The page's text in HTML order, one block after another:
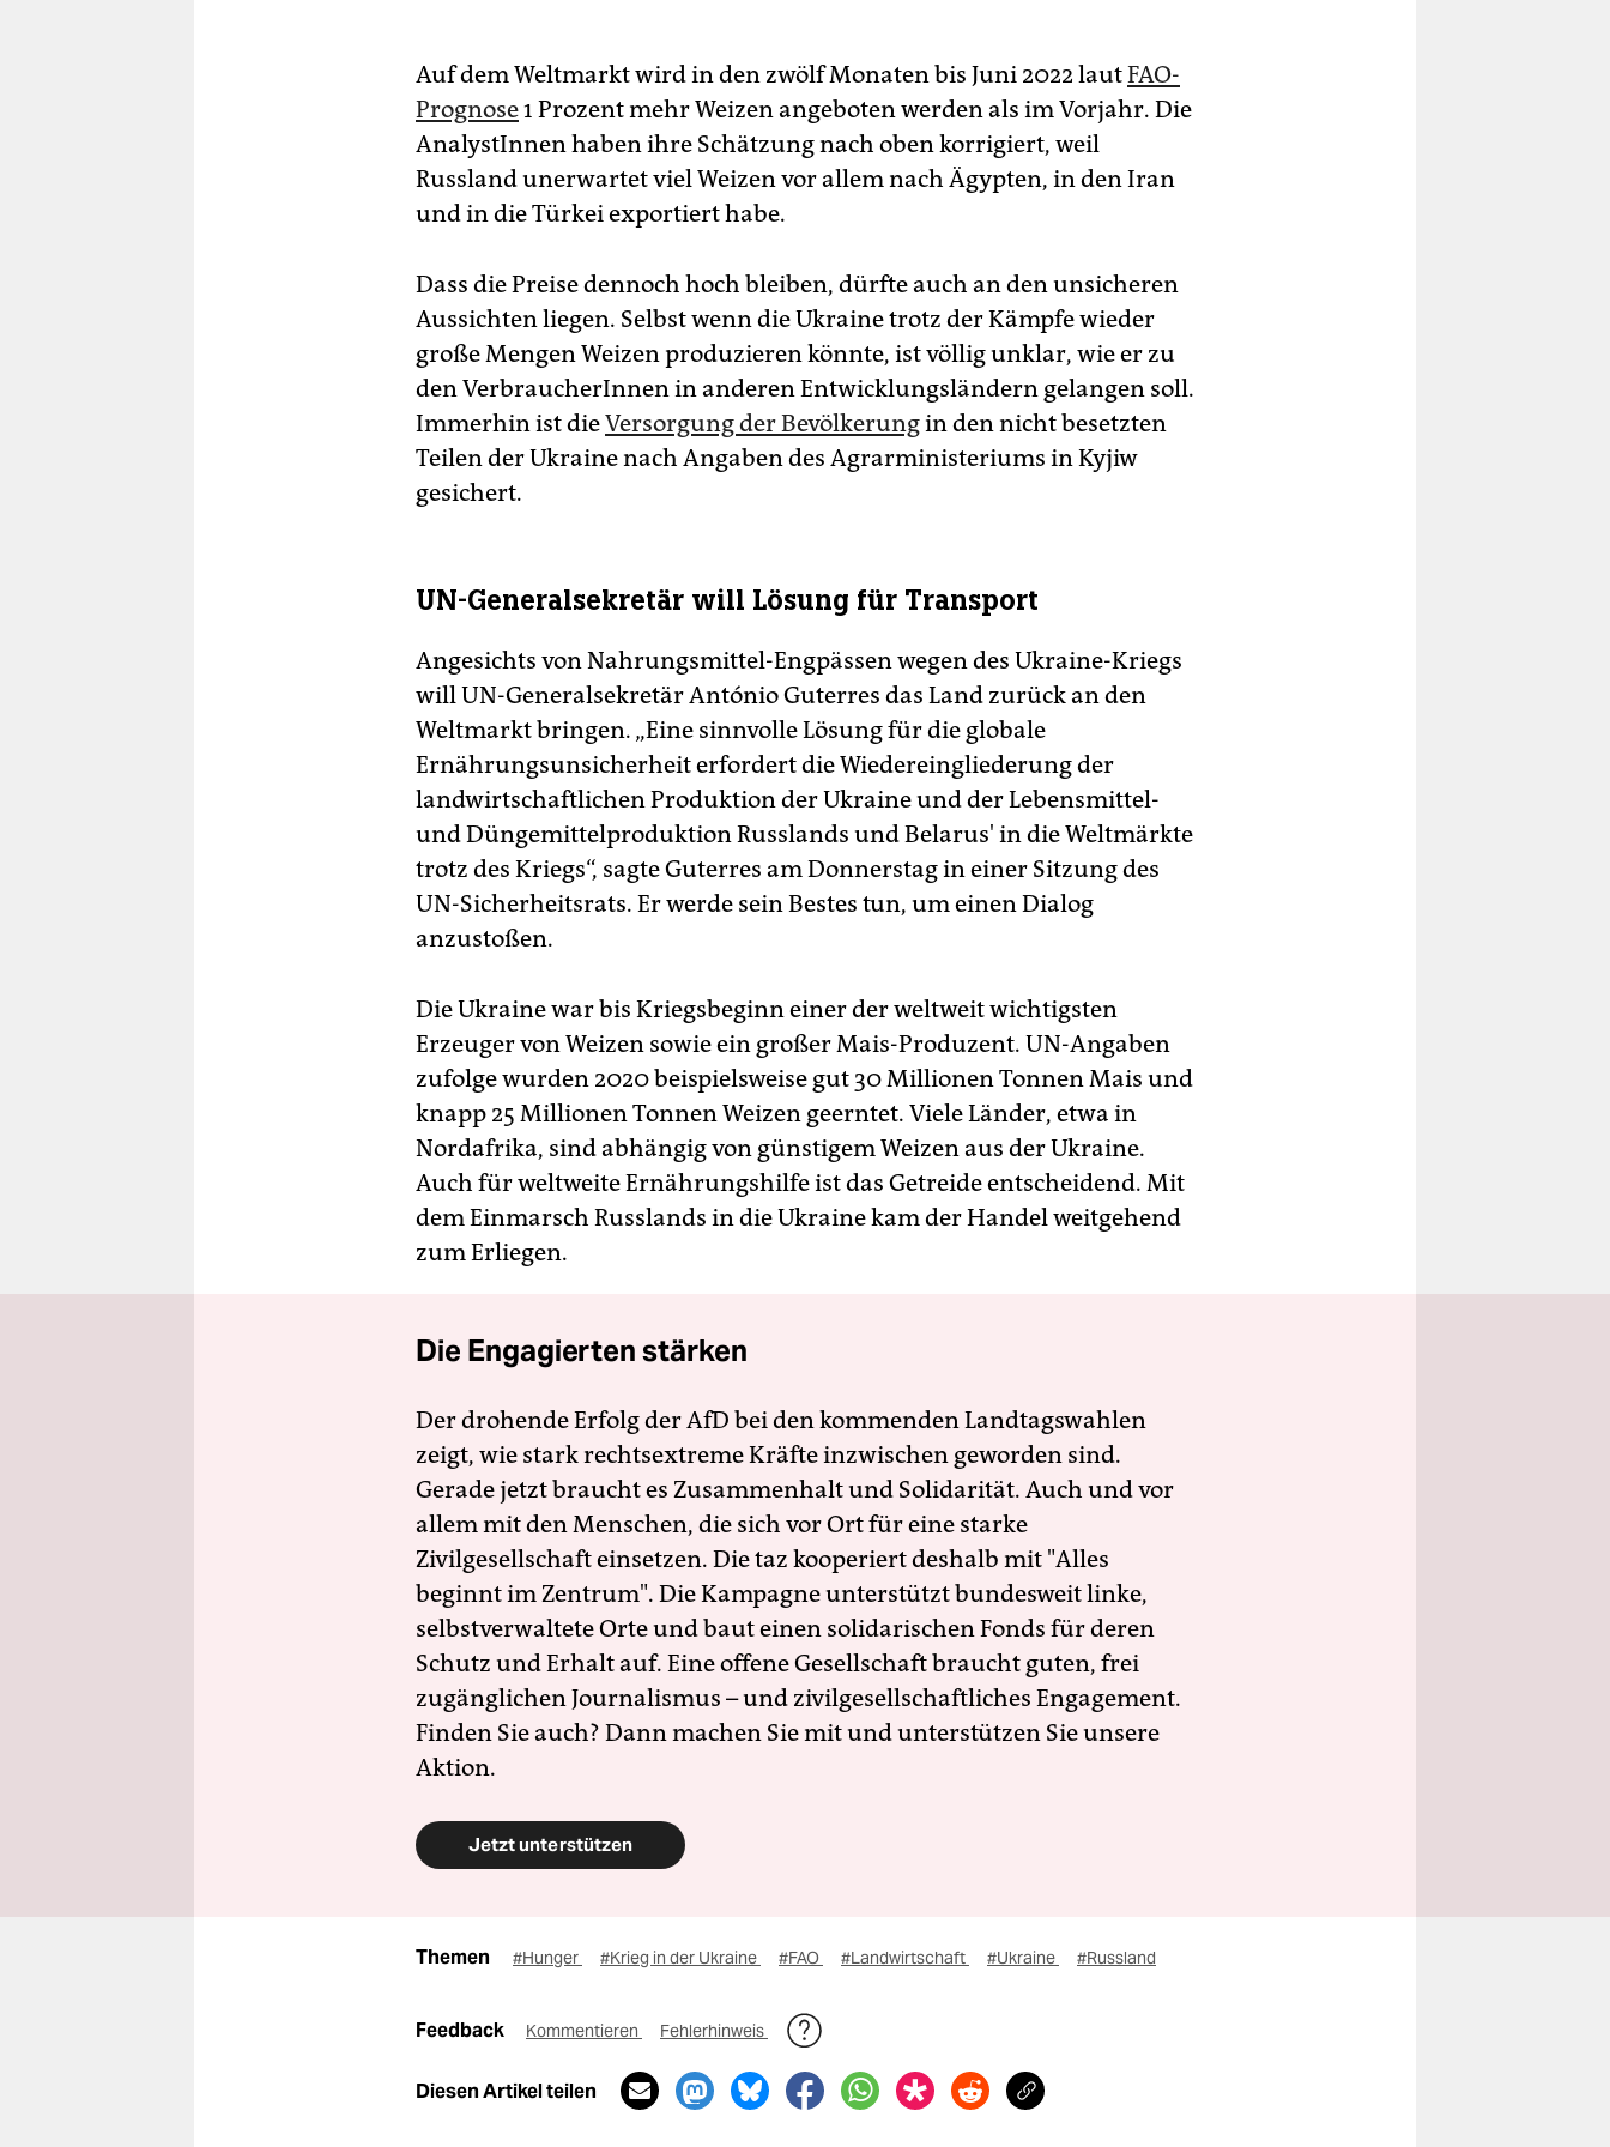
Auf dem Weltmarkt wird in den zwölf Monaten bis Juni 2022 lautFAO-
Prognose1 Prozent mehr Weizen angeboten werden als im Vorjahr. Die
AnalystInnen haben ihre Schätzung nach oben korrigiert, weil
Russland unerwartet viel Weizen vor allem nach Ägypten, in den Iran
und in die Türkei exportiert habe.
Dass die Preise dennoch hoch bleiben, dürfte auch an den unsicheren
Aussichten liegen. Selbst wenn die Ukraine trotz der Kämpfe wieder
große Mengen Weizen produzieren könnte, ist völlig unklar, wie er zu
den VerbraucherInnen in anderen Entwicklungsländern gelangen soll.
Immerhin ist dieVersorgung der Bevölkerungin den nicht besetzten
Teilen der Ukraine nach Angaben des Agrarministeriums in Kyjiw
gesichert.
UN-Generalsekretär will Lösung für Transport
Angesichts von Nahrungsmittel-Engpässen wegen des Ukraine-Kriegs
will UN-Generalsekretär António Guterres das Land zurück an den
Weltmarkt bringen. „Eine sinnvolle Lösung für die globale
Ernährungsunsicherheit erfordert die Wiedereingliederung der
landwirtschaftlichen Produktion der Ukraine und der Lebensmittel-
und Düngemittelproduktion Russlands und Belarus' in die Weltmärkte
trotz des Kriegs“, sagte Guterres am Donnerstag in einer Sitzung des
UN-Sicherheitsrats. Er werde sein Bestes tun, um einen Dialog
anzustoßen.
Die Ukraine war bis Kriegsbeginn einer der weltweit wichtigsten
Erzeuger von Weizen sowie ein großer Mais-Produzent. UN-Angaben
zufolge wurden 2020 beispielsweise gut 30 Millionen Tonnen Mais und
knapp 25 Millionen Tonnen Weizen geerntet. Viele Länder, etwa in
Nordafrika, sind abhängig von günstigem Weizen aus der Ukraine.
Auch für weltweite Ernährungshilfe ist das Getreide entscheidend. Mit
dem Einmarsch Russlands in die Ukraine kam der Handel weitgehend
zum Erliegen.
Die Engagierten stärken
Der drohende Erfolg der AfD bei den kommenden Landtagswahlen
zeigt, wie stark rechtsextreme Kräfte inzwischen geworden sind.
Gerade jetzt braucht es Zusammenhalt und Solidarität. Auch und vor
allem mit den Menschen, die sich vor Ort für eine starke
Zivilgesellschaft einsetzen. Die taz kooperiert deshalb mit "Alles
beginnt im Zentrum". Die Kampagne unterstützt bundesweit linke,
selbstverwaltete Orte und baut einen solidarischen Fonds für deren
Schutz und Erhalt auf. Eine offene Gesellschaft braucht guten, frei
zugänglichen Journalismus – und zivilgesellschaftliches Engagement.
Finden Sie auch? Dann machen Sie mit und unterstützen Sie unsere
Aktion.
Jetzt unterstützen
Themen #Hunger #Krieg in der Ukraine #FAO #Landwirtschaft #Ukraine #Russland
Feedback Kommentieren Fehlerhinweis
Diesen Artikel teilen